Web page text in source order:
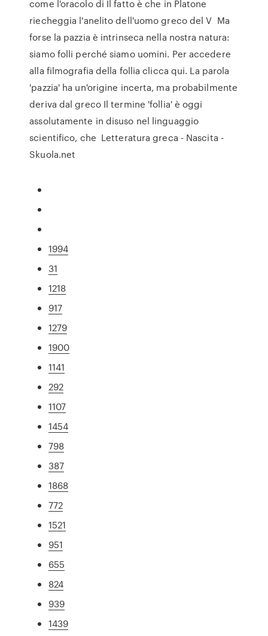
come l'oracolo di Il fatto è che in Platone
riecheggia l'anelito dell'uomo greco del V Ma
forse la pazzia è intrinseca nella nostra natura:
siamo folli perché siamo uomini. Per accedere
alla filmografia della follia clicca qui. La parola
'pazzia' ha un'origine incerta, ma probabilmente
deriva dal greco Il termine 'follia' è oggi
assolutamente in disuso nel linguaggio
scientifico, che Letteratura greca - Nascita -
Skuola.net
1994
31
1218
917
1279
1900
1141
292
1107
1454
798
387
1868
772
1521
951
655
824
939
1439